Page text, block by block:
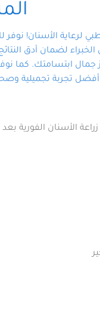
لرعاية الأسنان!
لضمان أدق
ابتسامتك. كما
تجربة تجميلية
الأسنان الفورية بعد